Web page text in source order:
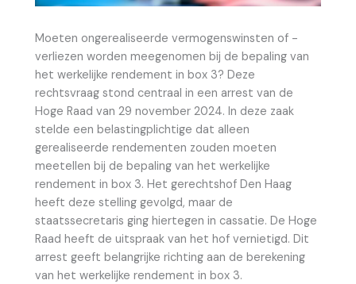
Moeten ongerealiseerde vermogenswinsten of -
verliezen worden meegenomen bij de bepaling van
het werkelijke rendement in box 3? Deze
rechtsvraag stond centraal in een arrest van de
Hoge Raad van 29 november 2024. In deze zaak
stelde een belastingplichtige dat alleen
gerealiseerde rendementen zouden moeten
meetellen bij de bepaling van het werkelijke
rendement in box 3. Het gerechtshof Den Haag
heeft deze stelling gevolgd, maar de
staatssecretaris ging hiertegen in cassatie. De Hoge
Raad heeft de uitspraak van het hof vernietigd. Dit
arrest geeft belangrijke richting aan de berekening
van het werkelijke rendement in box 3.